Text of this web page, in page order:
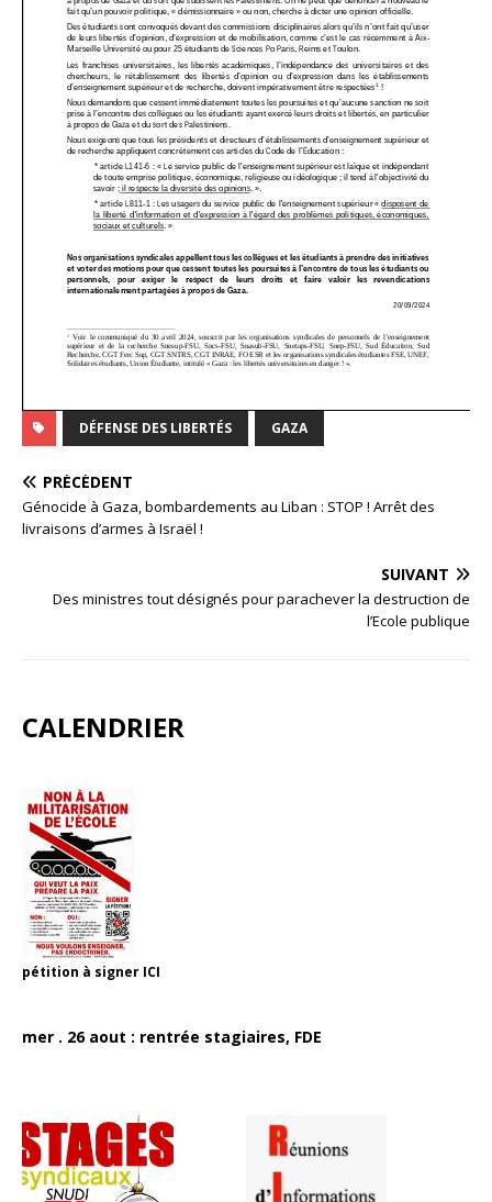
DÉFENSE DES LIBERTÉS GAZA
PRÉCÉDENT
Génocide à Gaza, bombardements au Liban : STOP ! Arrêt des
livraisons d’armes à Israël !
SUIVANT
Des ministres tout désignés pour parachever la destruction de
l’Ecole publique
CALENDRIER
pétition à signer ICI
mer . 26 aout : rentrée stagiaires, FDE